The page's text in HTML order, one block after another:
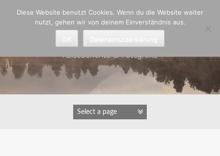
Astrid Padberg
Reiseberichte & Fotografie
Diese Website benutzt Cookies. Wenn du die Website weiter
nutzt, gehen wir von deinem Einverständnis aus.